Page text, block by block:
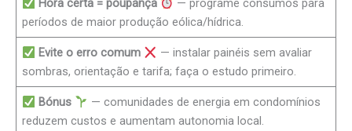
Hora certa = poupança
— programe consumos para
períodos de maior produção eólica/hídrica.
Evite o erro comum
— instalar painéis sem avaliar
sombras, orientação e tarifa; faça o estudo primeiro.
Bónus
— comunidades de energia em condomínios
reduzem custos e aumentam autonomia local.